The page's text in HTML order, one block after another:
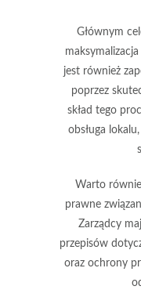
Głównym
jest również
poprzez
skład tego
obsługa
Warto
prawne
Zarządcy
przepisów
oraz ochrony